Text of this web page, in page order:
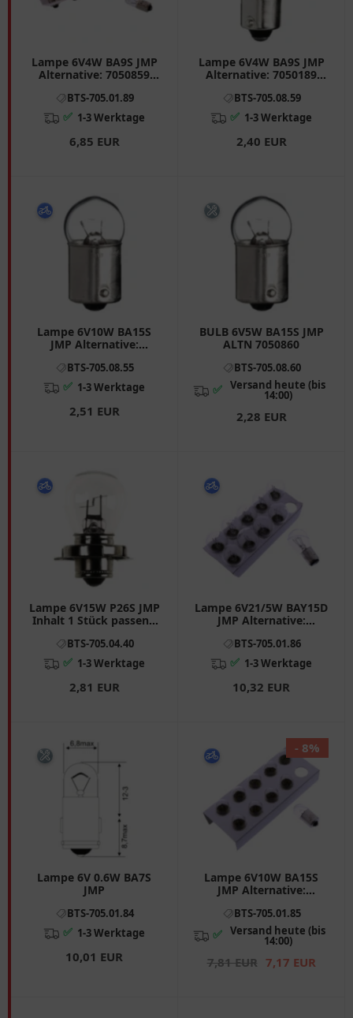
Lampe 6V4W BA9S JMP
Alternative: 7050859
für: Honda CB, XL, CM,
PA
BTS-705.01.89
✅ 1-3 Werktage
6,85 EUR
Lampe 6V4W BA9S JMP
Alternative: 7050189
für: Honda CB, XL, CM,
PA
BTS-705.08.59
✅ 1-3 Werktage
2,40 EUR
Lampe 6V10W BA15S
JMP Alternative:
passend für: Honda Z
BTS-705.08.55
✅ 1-3 Werktage
2,51 EUR
BULB 6V5W BA15S JMP
ALTN 7050860
BTS-705.08.60
✅ Versand heute (bis
14:00)
2,28 EUR
Lampe 6V15W P26S JMP
Inhalt 1 Stück passend
BTS-705.04.40
✅ 1-3 Werktage
2,81 EUR
Lampe 6V21/5W BAY15D
JMP Alternative:
passend für: Honda CB,
XL, Z, ST
BTS-705.01.86
✅ 1-3 Werktage
10,32 EUR
Lampe 6V 0.6W BA7S
JMP
BTS-705.01.84
✅ 1-3 Werktage
10,01 EUR
Lampe 6V10W BA15S
JMP Alternative:
passend für: Honda Z
BTS-705.01.85
✅ Versand heute (bis
14:00)
7,81 EUR 7,17 EUR
- 8%